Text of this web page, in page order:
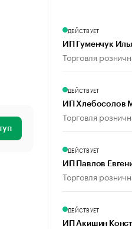
ДЕЙСТВУЕТ
ИП Гуменчук
Торговля
ДЕЙСТВУЕТ
ИП Хлебосолов
Торговля
ДЕЙСТВУЕТ
ИП Павлов
Торговля
ДЕЙСТВУЕТ
ИП Акишин